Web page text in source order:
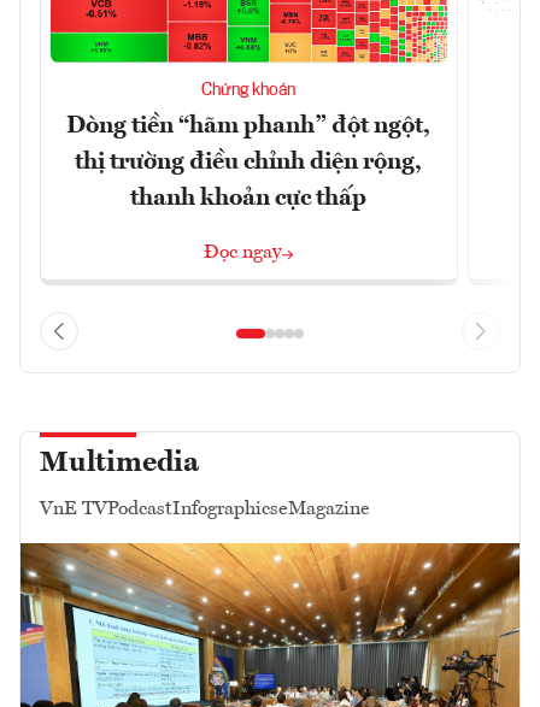
Chứng khoán
Dòng tiền “hãm phanh” đột ngột,
thị trường điều chỉnh diện rộng,
thanh khoản cực thấp
Đọc ngay
Multimedia
VnE TVPodcastInfographicseMagazine